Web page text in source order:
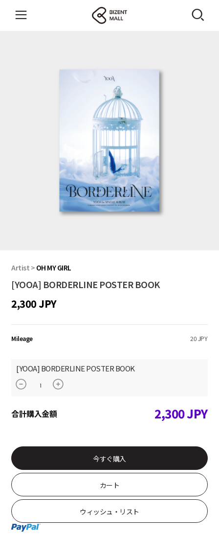
Artist > OH MY GIRL
[YOOA] BORDERLINE POSTER BOOK
2,300 JPY
Mileage 20 JPY
[YOOA] BORDERLINE POSTER BOOK
合計購入金額 2,300JPY
今すぐ購入
カート
ウィッシュ・リスト